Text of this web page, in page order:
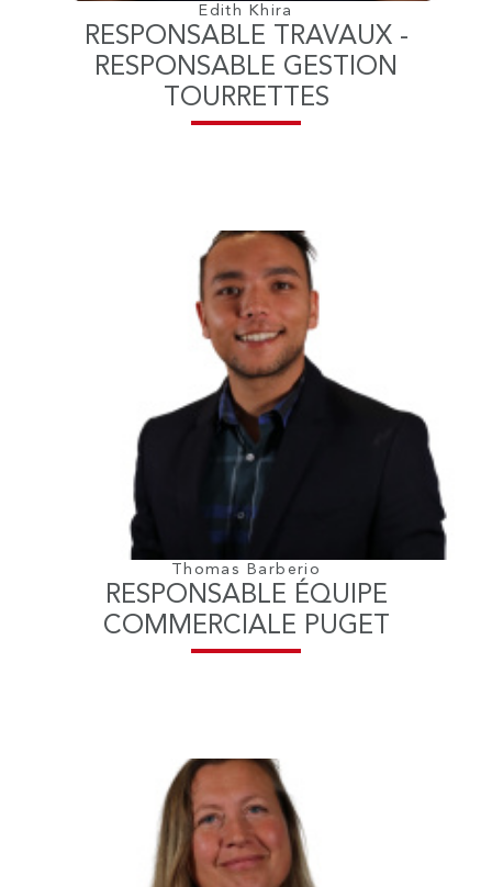
Edith Khira
RESPONSABLE TRAVAUX -
RESPONSABLE GESTION
TOURRETTES
Thomas Barberio
RESPONSABLE ÉQUIPE
COMMERCIALE PUGET